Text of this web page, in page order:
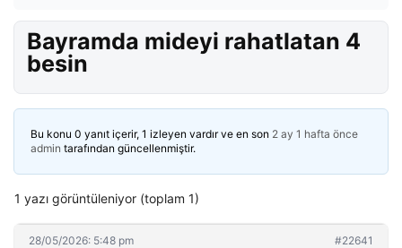
Bayramda mideyi rahatlatan 4
besin
Bu konu 0 yanıt içerir, 1 izleyen vardır ve en son 2 ay 1 hafta önce
admin tarafından güncellenmiştir.
1 yazı görüntüleniyor (toplam 1)
28/05/2026: 5:48 pm #22641